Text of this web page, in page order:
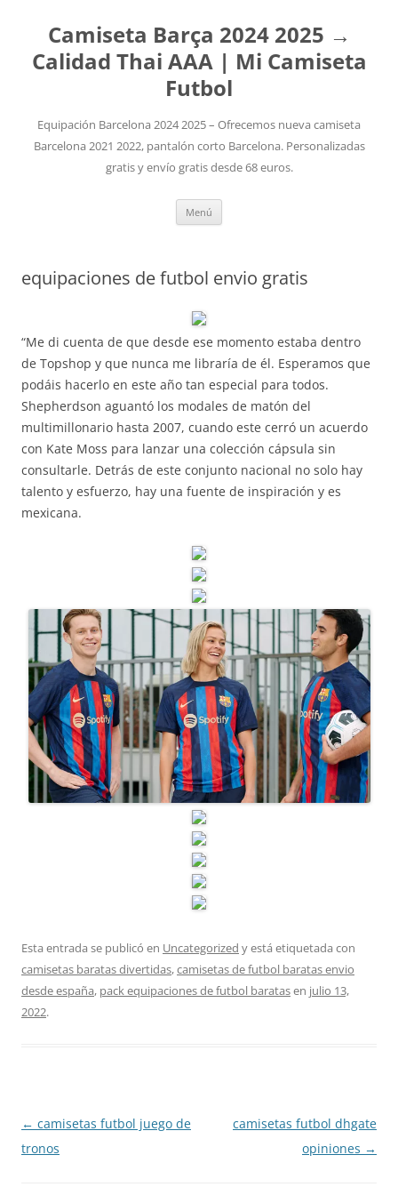
Camiseta Barça 2024 2025 →
Calidad Thai AAA | Mi Camiseta
Futbol
Equipación Barcelona 2024 2025 – Ofrecemos nueva camiseta
Barcelona 2021 2022, pantalón corto Barcelona. Personalizadas
gratis y envío gratis desde 68 euros.
Menú
equipaciones de futbol envio gratis
“Me di cuenta de que desde ese momento estaba dentro
de Topshop y que nunca me libraría de él. Esperamos que
podáis hacerlo en este año tan especial para todos.
Shepherdson aguantó los modales de matón del
multimillonario hasta 2007, cuando este cerró un acuerdo
con Kate Moss para lanzar una colección cápsula sin
consultarle. Detrás de este conjunto nacional no solo hay
talento y esfuerzo, hay una fuente de inspiración y es
mexicana.
Esta entrada se publicó en Uncategorized y está etiquetada con
camisetas baratas divertidas,camisetas de futbol baratas envio
desde españa, pack equipaciones de futbol baratasen julio 13,
2022.
Navegación
de
← camisetas futbol juego de
tronos
camisetas futbol dhgate
opiniones →